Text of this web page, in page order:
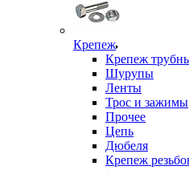
Крепеж
Крепеж
Шурупы
Ленты
Трос и зажимы
Прочее
Цепь
Дюбеля
Крепеж